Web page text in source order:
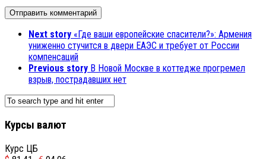
Next story «Где ваши европейские спасители?»: Армения
униженно стучится в двери ЕАЭС и требует от России
компенсаций
Previous story В Новой Москве в коттедже прогремел
взрыв, пострадавших нет
Курсы валют
Курс ЦБ